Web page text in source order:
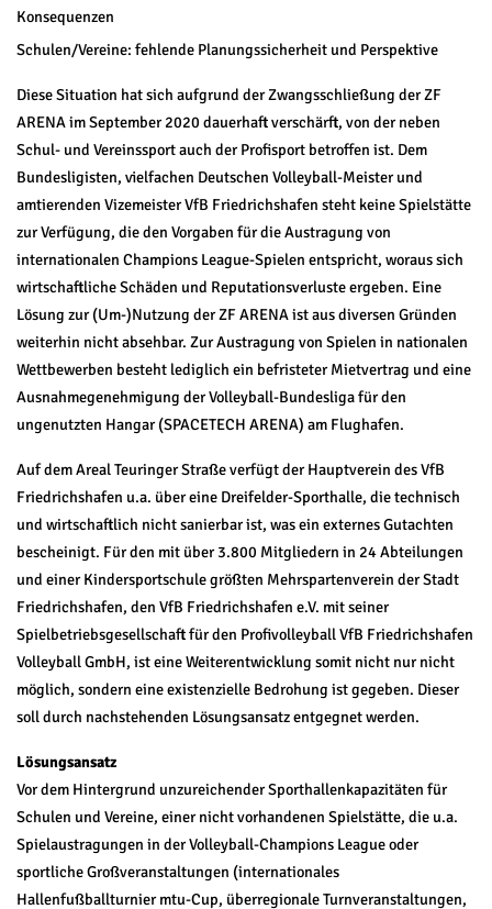
Konsequenzen
Schulen/Vereine: fehlende Planungssicherheit und Perspektive
Diese Situation hat sich aufgrund der Zwangsschließung der ZF
ARENA im September 2020 dauerhaft verschärft, von der neben
Schul- und Vereinssport auch der Profisport betroffen ist. Dem
Bundesligisten, vielfachen Deutschen Volleyball-Meister und
amtierenden Vizemeister VfB Friedrichshafen steht keine Spielstätte
zur Verfügung, die den Vorgaben für die Austragung von
internationalen Champions League-Spielen entspricht, woraus sich
wirtschaftliche Schäden und Reputationsverluste ergeben. Eine
Lösung zur (Um-)Nutzung der ZF ARENA ist aus diversen Gründen
weiterhin nicht absehbar. Zur Austragung von Spielen in nationalen
Wettbewerben besteht lediglich ein befristeter Mietvertrag und eine
Ausnahmegenehmigung der Volleyball-Bundesliga für den
ungenutzten Hangar (SPACETECH ARENA) am Flughafen.
Auf dem Areal Teuringer Straße verfügt der Hauptverein des VfB
Friedrichshafen u.a. über eine Dreifelder-Sporthalle, die technisch
und wirtschaftlich nicht sanierbar ist, was ein externes Gutachten
bescheinigt. Für den mit über 3.800 Mitgliedern in 24 Abteilungen
und einer Kindersportschule größten Mehrspartenverein der Stadt
Friedrichshafen, den VfB Friedrichshafen e.V. mit seiner
Spielbetriebsgesellschaft für den Profivolleyball VfB Friedrichshafen
Volleyball GmbH, ist eine Weiterentwicklung somit nicht nur nicht
möglich, sondern eine existenzielle Bedrohung ist gegeben. Dieser
soll durch nachstehenden Lösungsansatz entgegnet werden.
Lösungsansatz
Vor dem Hintergrund unzureichender Sporthallenkapazitäten für
Schulen und Vereine, einer nicht vorhandenen Spielstätte, die u.a.
Spielaustragungen in der Volleyball-Champions League oder
sportliche Großveranstaltungen (internationales
Hallenfußballturnier mtu-Cup, überregionale Turnveranstaltungen,